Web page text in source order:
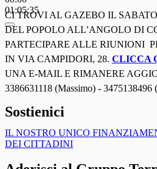
01:05:35
CI TROVI AL GAZEBO IL
DEL POPOLO ALL’ANGOLO DI
PARTECIPARE ALLE RIUNIONI
IN VIA CAMPIDORI, 28. CLICCA
UNA E-MAIL E RIMANERE
3386631118 (Massimo) - 3475138496
Sostienici
IL NOSTRO UNICO
DEI CITTADINI